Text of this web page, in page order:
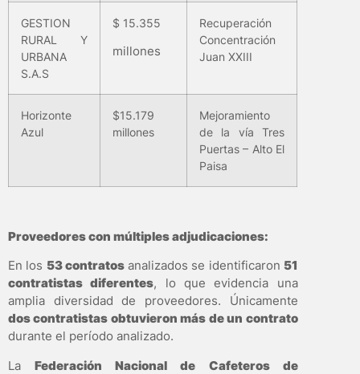
GESTION
RURAL Y
URBANA
S.A.S
$ 15.355
millones
Recuperación
Concentración
Juan XXIII
Horizonte
Azul
$15.179
millones
Mejoramiento
de la vía Tres
Puertas – Alto El
Paisa
Proveedores con múltiples adjudicaciones:
En los 53 contratosanalizados se identificaron 51
contratistas diferentes, lo que evidencia una
amplia diversidad de proveedores. Únicamente
dos contratistas obtuvieron más de un contrato
durante el período analizado.
LaFederación Nacional de Cafeteros de